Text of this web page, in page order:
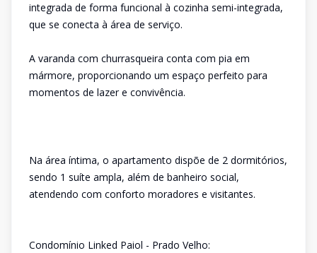
integrada de forma funcional à cozinha semi-integrada,
que se conecta à área de serviço.
A varanda com churrasqueira conta com pia em
mármore, proporcionando um espaço perfeito para
momentos de lazer e convivência.
Na área íntima, o apartamento dispõe de 2 dormitórios,
sendo 1 suíte ampla, além de banheiro social,
atendendo com conforto moradores e visitantes.
Condomínio Linked Paiol - Prado Velho: